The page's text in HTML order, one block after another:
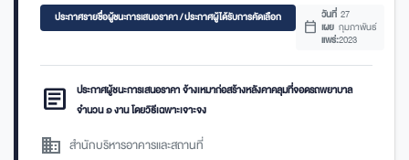
ประกาศรายชื่อผู้ชนะการเสนอราคา / ประกาศผู้ได้รับการคัดเลือก
calendar_today
วันที่
เผย
แพร่:
27
กุมภาพันธ์
2023
article
ประกาศผู้ชนะการเสนอราคา จ้างเหมาก่อสร้างหลังคาคลุมที่จอดรถพยาบาล
จำนวน ๑ งาน โดยวิธีเฉพาะเจาะจง
domain สำนักบริหารอาคารและสถานที่